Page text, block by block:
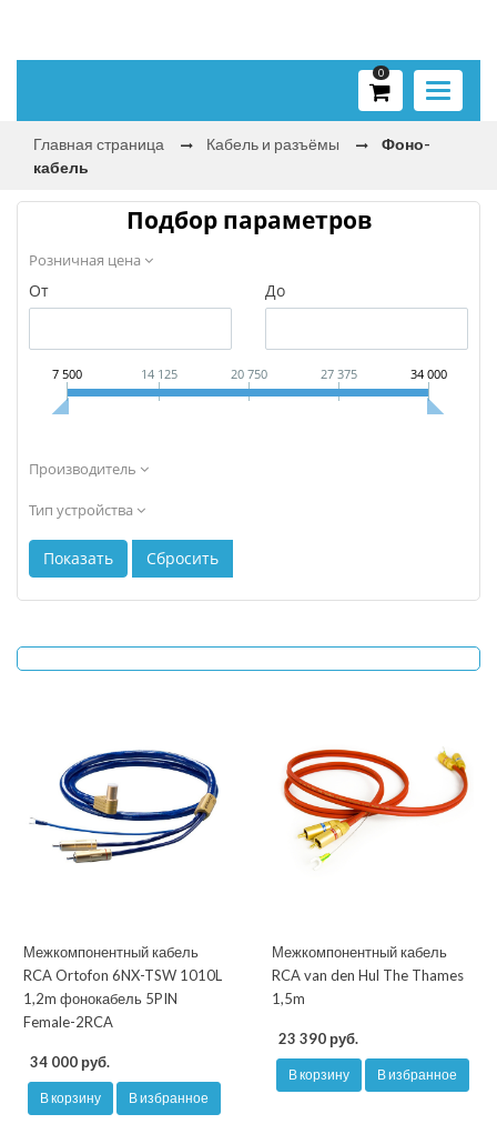
Toggle
0
Главная страница Кабель и разъёмы
Фоно-
кабель
Подбор параметров
Розничная цена
От До
7 500 14 125 20 750 27 375 34 000
Производитель
Тип устройства
Межкомпонентный кабель
RCA Ortofon 6NX-TSW 1010L
1,2m фонокабель 5PIN
Female-2RCA
34 000 руб.
В корзину В избранное
Межкомпонентный кабель
RCA van den Hul The Thames
1,5m
23 390 руб.
В корзину В избранное